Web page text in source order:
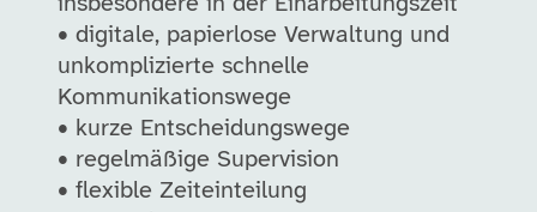
• digitale, papierlose Verwaltung und
unkomplizierte schnelle
Kommunikationswege
• kurze Entscheidungswege
• regelmäßige Supervision
• flexible Zeiteinteilung